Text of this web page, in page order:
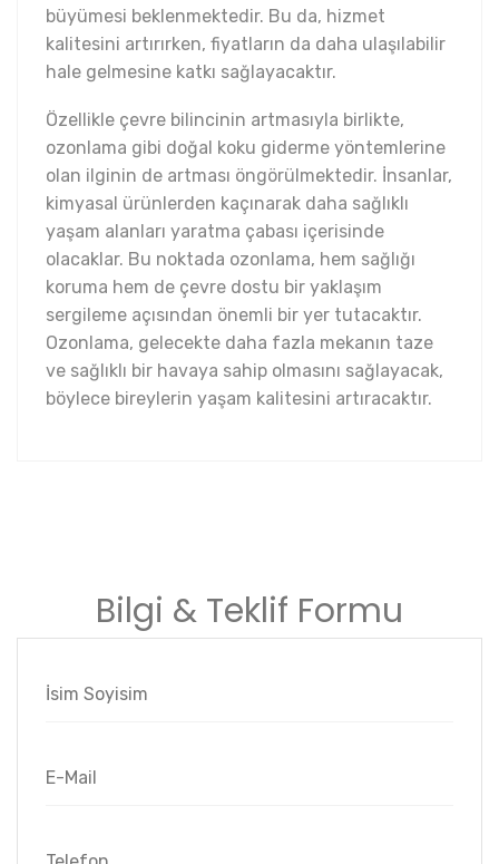
büyümesi beklenmektedir. Bu da, hizmet
kalitesini artırırken, fiyatların da daha ulaşılabilir
hale gelmesine katkı sağlayacaktır.
Özellikle çevre bilincinin artmasıyla birlikte,
ozonlama gibi doğal koku giderme yöntemlerine
olan ilginin de artması öngörülmektedir. İnsanlar,
kimyasal ürünlerden kaçınarak daha sağlıklı
yaşam alanları yaratma çabası içerisinde
olacaklar. Bu noktada ozonlama, hem sağlığı
koruma hem de çevre dostu bir yaklaşım
sergileme açısından önemli bir yer tutacaktır.
Ozonlama, gelecekte daha fazla mekanın taze
ve sağlıklı bir havaya sahip olmasını sağlayacak,
böylece bireylerin yaşam kalitesini artıracaktır.
Bilgi & Teklif Formu